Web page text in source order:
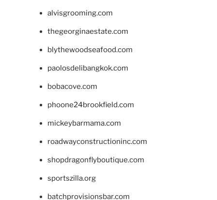
alvisgrooming.com
thegeorginaestate.com
blythewoodseafood.com
paolosdelibangkok.com
bobacove.com
phoone24brookfield.com
mickeybarmama.com
roadwayconstructioninc.com
shopdragonflyboutique.com
sportszilla.org
batchprovisionsbar.com